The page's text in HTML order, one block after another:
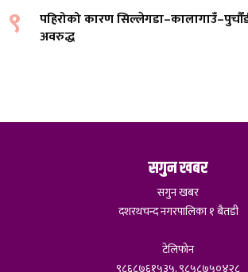
९
पहिरोको कारण
अवरुद्ध
सगुन खबर
सगुन खबर
दशरथचन्द नगरपालिका १ बैतडी
टेलिफोन